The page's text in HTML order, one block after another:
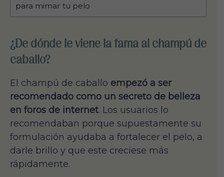
para mimar tu pelo
¿De dónde le viene la fama al champú de
caballo?
El champú de caballo empezó a ser
recomendado como un secreto de belleza
en foros de internet. Los usuarios lo
recomendaban porque supuestamente su
formulación ayudaba a fortalecer el pelo, a
darle brillo y que este creciese más
rápidamente.